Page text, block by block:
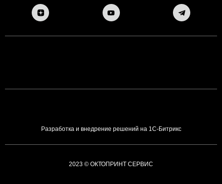
Разработка и внедрение решений на 1С-Битрикс
2023 © ОКТОПРИНТ СЕРВИС